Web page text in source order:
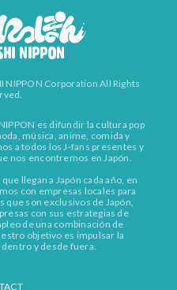
NIPPON Corporation All Rights
es difundir la cultura pop
música, anime, comida y
a todos los J-fans presentes y
nos encontremos en Japón.
llegan a Japón cada año, en
con empresas locales para
son exclusivos de Japón,
con sus estrategias de
de una combinación de
objetivo es impulsar la
y desde fuera.